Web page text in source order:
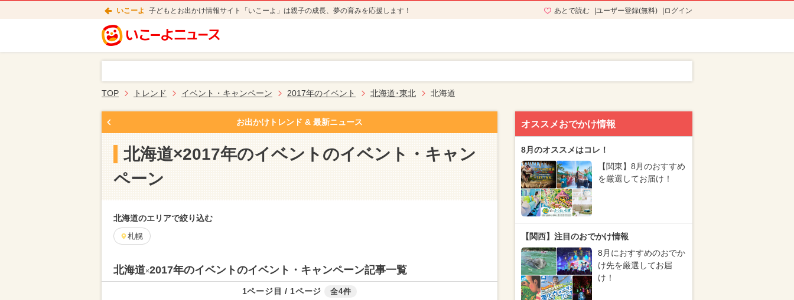
いこーよ 子どもとお出かけ情報サイト「いこーよ」は親子の成長、夢の育みを応援します！ あとで読む ユーザー登録(無料) ログイン
TOP トレンド イベント・キャンペーン 2017年のイベント 北海道･東北 北海道
お出かけトレンド & 最新ニュース
北海道×2017年のイベントのイベント・キャン
ペーン
北海道のエリアで絞り込む
札幌
北海道×2017年のイベントのイベント・キャンペーン記事一覧
1ページ目 / 1ページ 全4件
オススメおでかけ情報
8月のオススメはコレ！
【関東】8月のおすすめ
を厳選してお届け！
【関西】注目のおでかけ情報
8月におすすめのおでか
け先を厳選してお届
け！